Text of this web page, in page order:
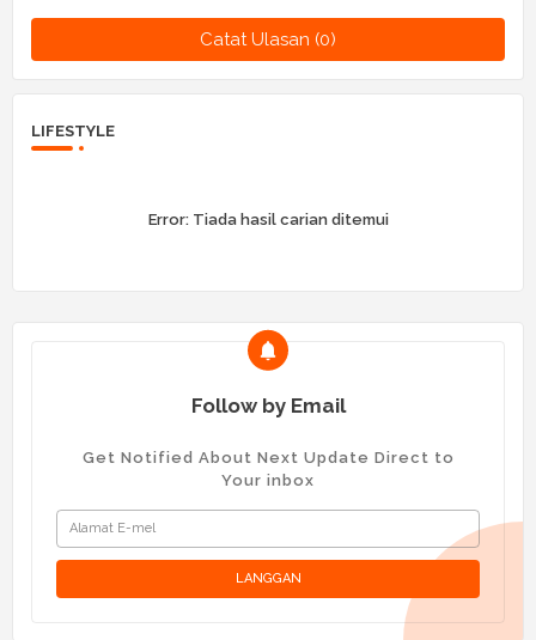
Catat Ulasan (0)
LIFESTYLE
Error:Tiada hasil carian ditemui
Follow by Email
Get Notified About Next Update Direct to
Your inbox